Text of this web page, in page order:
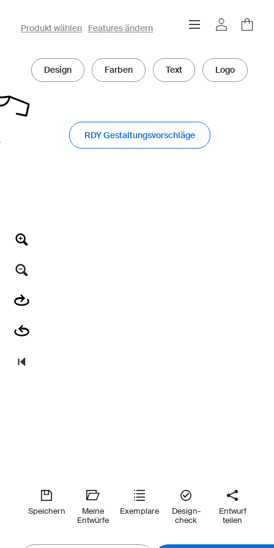
owayo 3D-Konfigurator
Produkt wählen Features ändern
Design Farben Text Logo
RDY Gestaltungsvorschläge
Speichern
Meine
Entwürfe
Exemplare
Design-
check
Entwurf
teilen